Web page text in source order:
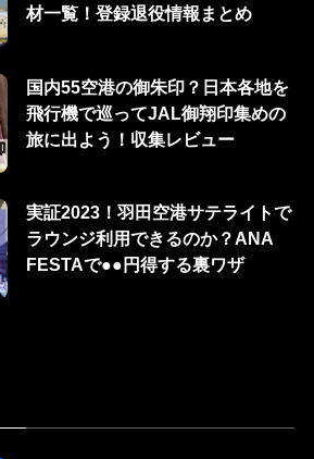
材一覧！登録退役情報まとめ
国内55空港の御朱印？日本各地を
飛行機で巡ってJAL御翔印集めの
旅に出よう！収集レビュー
実証2023！羽田空港サテライトで
ラウンジ利用できるのか？ANA
FESTAで●●円得する裏ワザ